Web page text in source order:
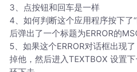
3、点按钮和回车是一样
4、如何判断这个应用程序按下了
后弹出了一个标题为ERROR的
5、如果这个ERROR对话框出现
掉他，然后进入TEXTBOX 设置